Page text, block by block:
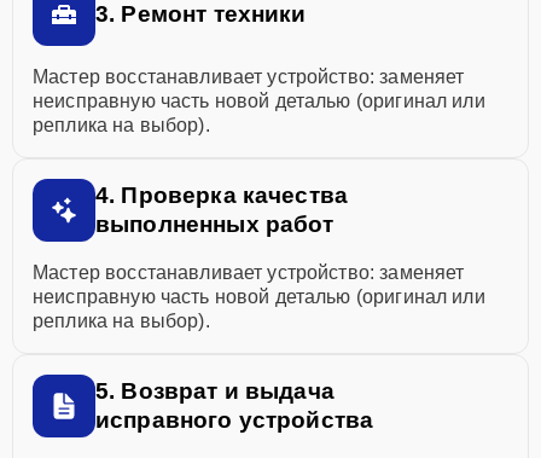
3. Ремонт техники
Мастер восстанавливает устройство: заменяет
неисправную часть новой деталью (оригинал или
реплика на выбор).
4. Проверка качества
выполненных работ
Мастер восстанавливает устройство: заменяет
неисправную часть новой деталью (оригинал или
реплика на выбор).
5. Возврат и выдача
исправного устройства